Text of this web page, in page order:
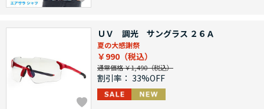
ＵＶ 調光 サングラス ２６Ａ
夏の大感謝祭
￥990
通常価格 ￥1,490
割引率： 33%OFF